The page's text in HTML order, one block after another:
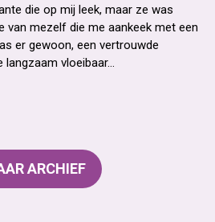
die op mij leek, maar ze was
van mezelf die me aankeek met een
er gewoon, een vertrouwde
langzaam vloeibaar…
ARCHIEF